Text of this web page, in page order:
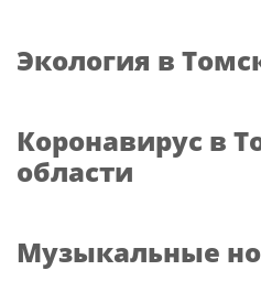
Экология в
Коронавирус в
области
Музыкальные